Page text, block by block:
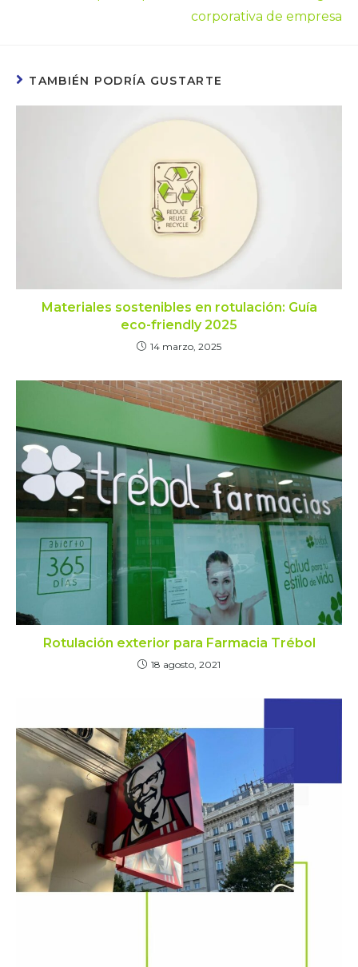
corporativa de empresa
TAMBIÉN PODRÍA GUSTARTE
Materiales sostenibles en rotulación: Guía
eco-friendly 2025
14 marzo, 2025
Rotulación exterior para Farmacia Trébol
18 agosto, 2021